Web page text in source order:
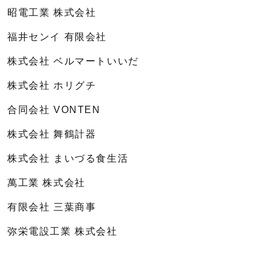
昭電工業 株式会社
福井センイ 有限会社
株式会社 ベルマートいいだ
株式会社 ホリグチ
合同会社 VONTEN
株式会社 舞鶴計器
株式会社 まいづる食生活
萬工業 株式会社
有限会社 三葉商事
弥栄電設工業 株式会社